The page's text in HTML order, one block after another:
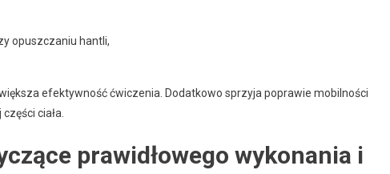
opuszczaniu hantli,
efektywność ćwiczenia. Dodatkowo sprzyja poprawie mobilności
ciała.
prawidłowego wykonania i